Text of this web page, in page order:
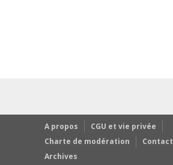
A propos
CGU et vie privée
Charte de modération
Contact
Archives